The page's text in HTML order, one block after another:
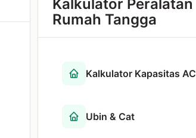
Kalkulator Peralatan
Rumah Tangga
Kalkulator Kapasitas AC
Ubin & Cat